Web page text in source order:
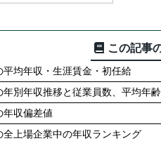
この記事
平均年収・生涯賃金・初任給
年別年収推移と従業員数、平均年
年収偏差値
全上場企業中の年収ランキング